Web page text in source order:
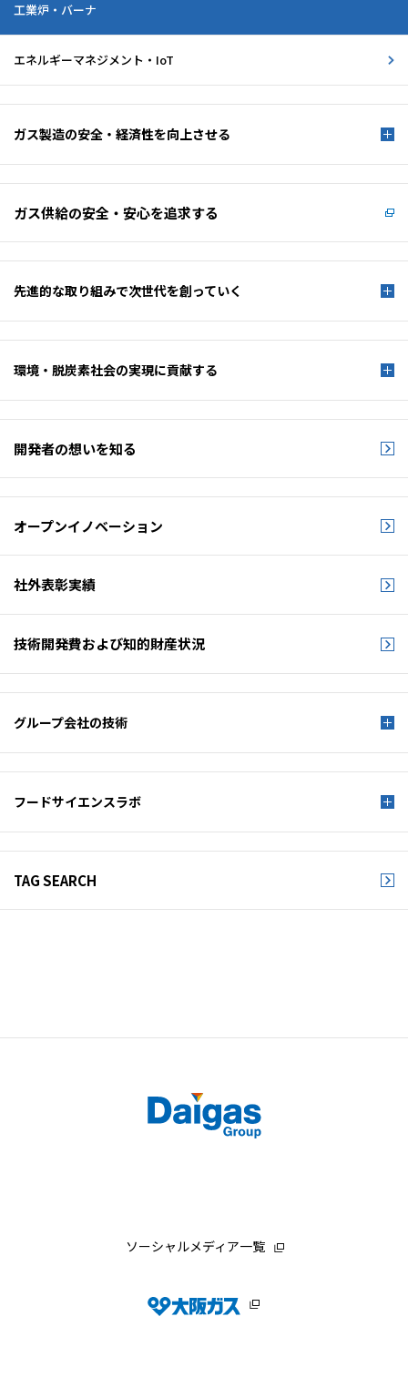
工業炉・バーナ
エネルギーマネジメント・IoT
ガス製造の安全・経済性を向上させる
ガス供給の安全・安心を追求する
先進的な取り組みで次世代を創っていく
環境・脱炭素社会の実現に貢献する
開発者の想いを知る
オープンイノベーション
社外表彰実績
技術開発費および知的財産状況
グループ会社の技術
フードサイエンスラボ
TAG SEARCH
ソーシャルメディア一覧